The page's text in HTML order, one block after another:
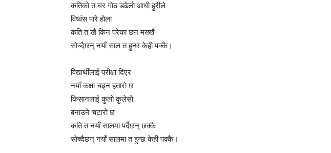
कतिकाे त घर गाेठ डढेलाे आधी हुरीले
विध्वंस पारे हाेला
कति त खै किन परेका छन मख्खै
साेच्दैछन् नयाँ साल त हुन्छ केही पक्कै।
विद्यार्थीलाई परीक्षा दिएर
नयाँ कक्षा चढ्न हताराे छ
किसानलाई कुलाे कुलेसाे
बनाउने चटाराे छ
कति त नयाँ सालमा पर्दैछन् छक्कै
साेच्दैछन् नयाँ सालमा त हुन्छ केही पक्कै।